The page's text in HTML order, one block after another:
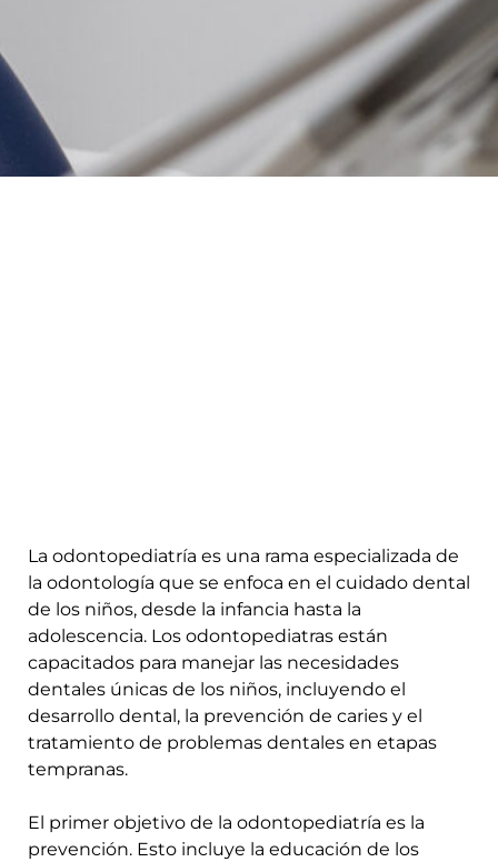
nosotros
El sitio web quiere usar cookies opcionales para
mejorar la experiencia y compartir datos con socios
publicitarios, lo que implica la transferencia de datos a
terceros países con riesgo de acceso por autoridades
públicas. La
Política de Cookies detalla las cookies y
permite cambiar o revocar el consentimiento en
ACEPTAR TODAS
INICIO
POLÍTICA DE COOKIES
POLÍTICA DE PRIVACIDAD
POLÍTICA LEGAL
ES